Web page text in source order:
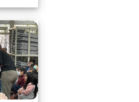
113.1.17中年級營養教育(